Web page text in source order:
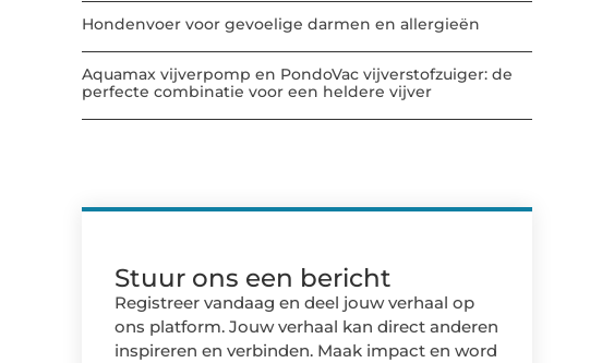
Hondenvoer voor gevoelige darmen en allergieën
Aquamax vijverpomp en PondoVac vijverstofzuiger: de
perfecte combinatie voor een heldere vijver
Stuur ons een bericht
Registreer vandaag en deel jouw verhaal op
ons platform. Jouw verhaal kan direct anderen
inspireren en verbinden. Maak impact en word